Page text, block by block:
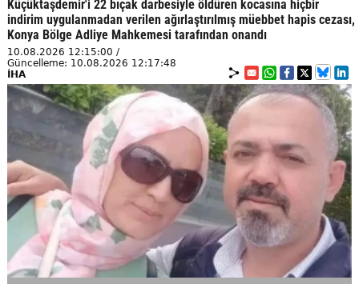
Küçüktaşdemir'i 22 bıçak darbesiyle öldüren kocasına hiçbir
indirim uygulanmadan verilen ağırlaştırılmış müebbet hapis cezası,
Konya Bölge Adliye Mahkemesi tarafından onandı
10.08.2026 12:15:00 /
Güncelleme: 10.08.2026 12:17:48
İHA